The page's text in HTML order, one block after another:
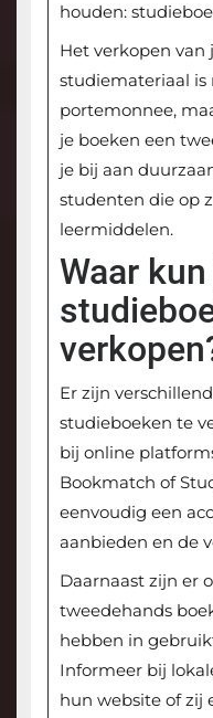
houden:
Het verkopen van
studiemateriaal is
portemonnee,
je boeken een
je bij aan
studenten die op
leermiddelen.
Waar
Er zijn
studieboeken te
bij online
Bookmatch of
eenvoudig een
aanbieden en de
Daarnaast zijn er
tweedehands
hebben in
Informeer bij
hun website of zij